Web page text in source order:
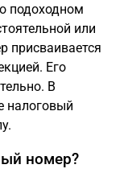
подоходном
или
присваивается
Его
В
налоговый
номер?